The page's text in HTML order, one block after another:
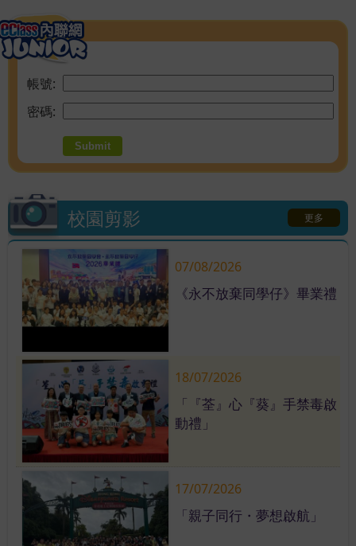
帳號:
密碼:
更多
校園剪影
07/08/2026
《永不放棄同學仔》畢業禮
18/07/2026
「『荃』心『葵』手禁毒啟
動禮」
17/07/2026
「親子同行・夢想啟航」